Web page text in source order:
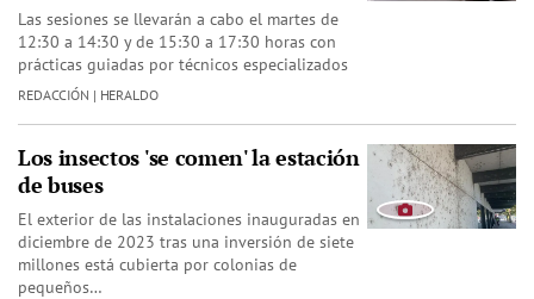
Las sesiones se llevarán a cabo el martes de
12:30 a 14:30 y de 15:30 a 17:30 horas con
prácticas guiadas por técnicos especializados
REDACCIÓN | HERALDO
Los insectos 'se comen' la estación
de buses
El exterior de las instalaciones inauguradas en
diciembre de 2023 tras una inversión de siete
millones está cubierta por colonias de
pequeños…